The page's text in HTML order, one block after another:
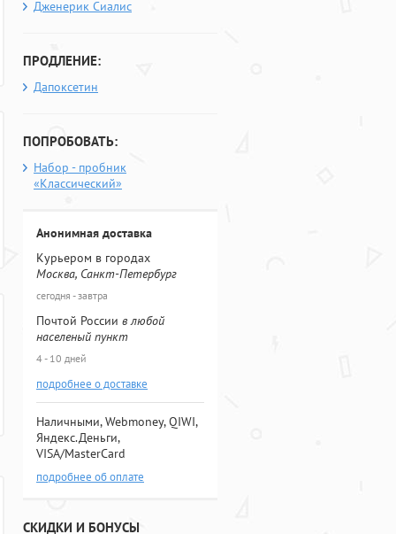
Дженерик Сиалис
ПРОДЛЕНИЕ:
Дапоксетин
ПОПРОБОВАТЬ:
Набор - пробник
«Классический»
Анонимная доставка
Курьером в городах
Москва, Санкт-Петербург
сегодня - завтра
Почтой России в любой
населеный пункт
4 - 10 дней
подробнее о доставке
Наличными, Webmoney, QIWI,
Яндекс.Деньги,
VISA/MasterCard
подробнее об оплате
СКИДКИ И БОНУСЫ